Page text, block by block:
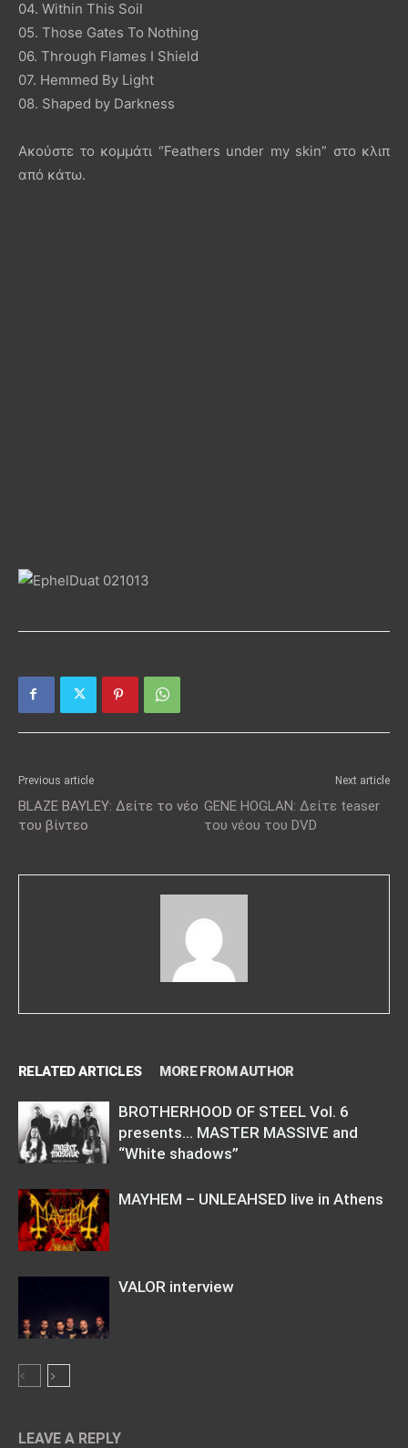
04. Within This Soil
05. Those Gates To Nothing
06. Through Flames I Shield
07. Hemmed By Light
08. Shaped by Darkness
Ακούστε το κομμάτι “Feathers under my skin” στο κλιπ
από κάτω.
Previous article
BLAZE BAYLEY: Δείτε το νέο
του βίντεο
Next article
GENE HOGLAN: Δείτε teaser
του νέου του DVD
RELATED ARTICLES MORE FROM AUTHOR
BROTHERHOOD OF STEEL Vol. 6
presents… MASTER MASSIVE and
“White shadows”
MAYHEM – UNLEAHSED live in Athens
VALOR interview
LEAVE A REPLY